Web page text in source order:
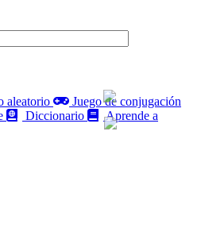
aleatorio
Juego de conjugación
Diccionario
Aprende a